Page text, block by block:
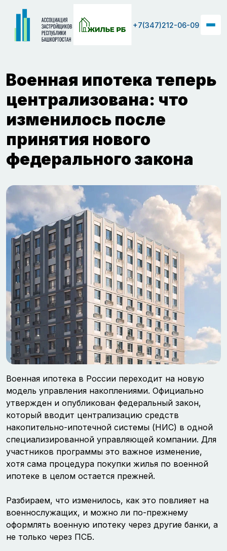
+7(347)212-06-09
Военная ипотека теперь
централизована: что
изменилось после
принятия нового
федерального закона
Военная ипотека в России переходит на новую
модель управления накоплениями. Официально
утвержден и опубликован федеральный закон,
который вводит централизацию средств
накопительно-ипотечной системы (НИС) в одной
специализированной управляющей компании. Для
участников программы это важное изменение,
хотя сама процедура покупки жилья по военной
ипотеке в целом остается прежней.
Разбираем, что изменилось, как это повлияет на
военнослужащих, и можно ли по-прежнему
оформлять военную ипотеку через другие банки, а
не только через ПСБ.